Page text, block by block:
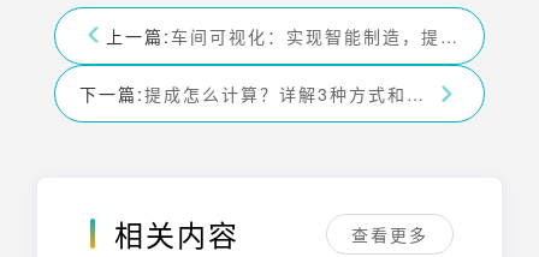
上一篇: 车间可视化：实现智能制造，提升效率、透明化管理
下一篇: 提成怎么计算？详解3种方式和行业案例
相关内容 查看更多